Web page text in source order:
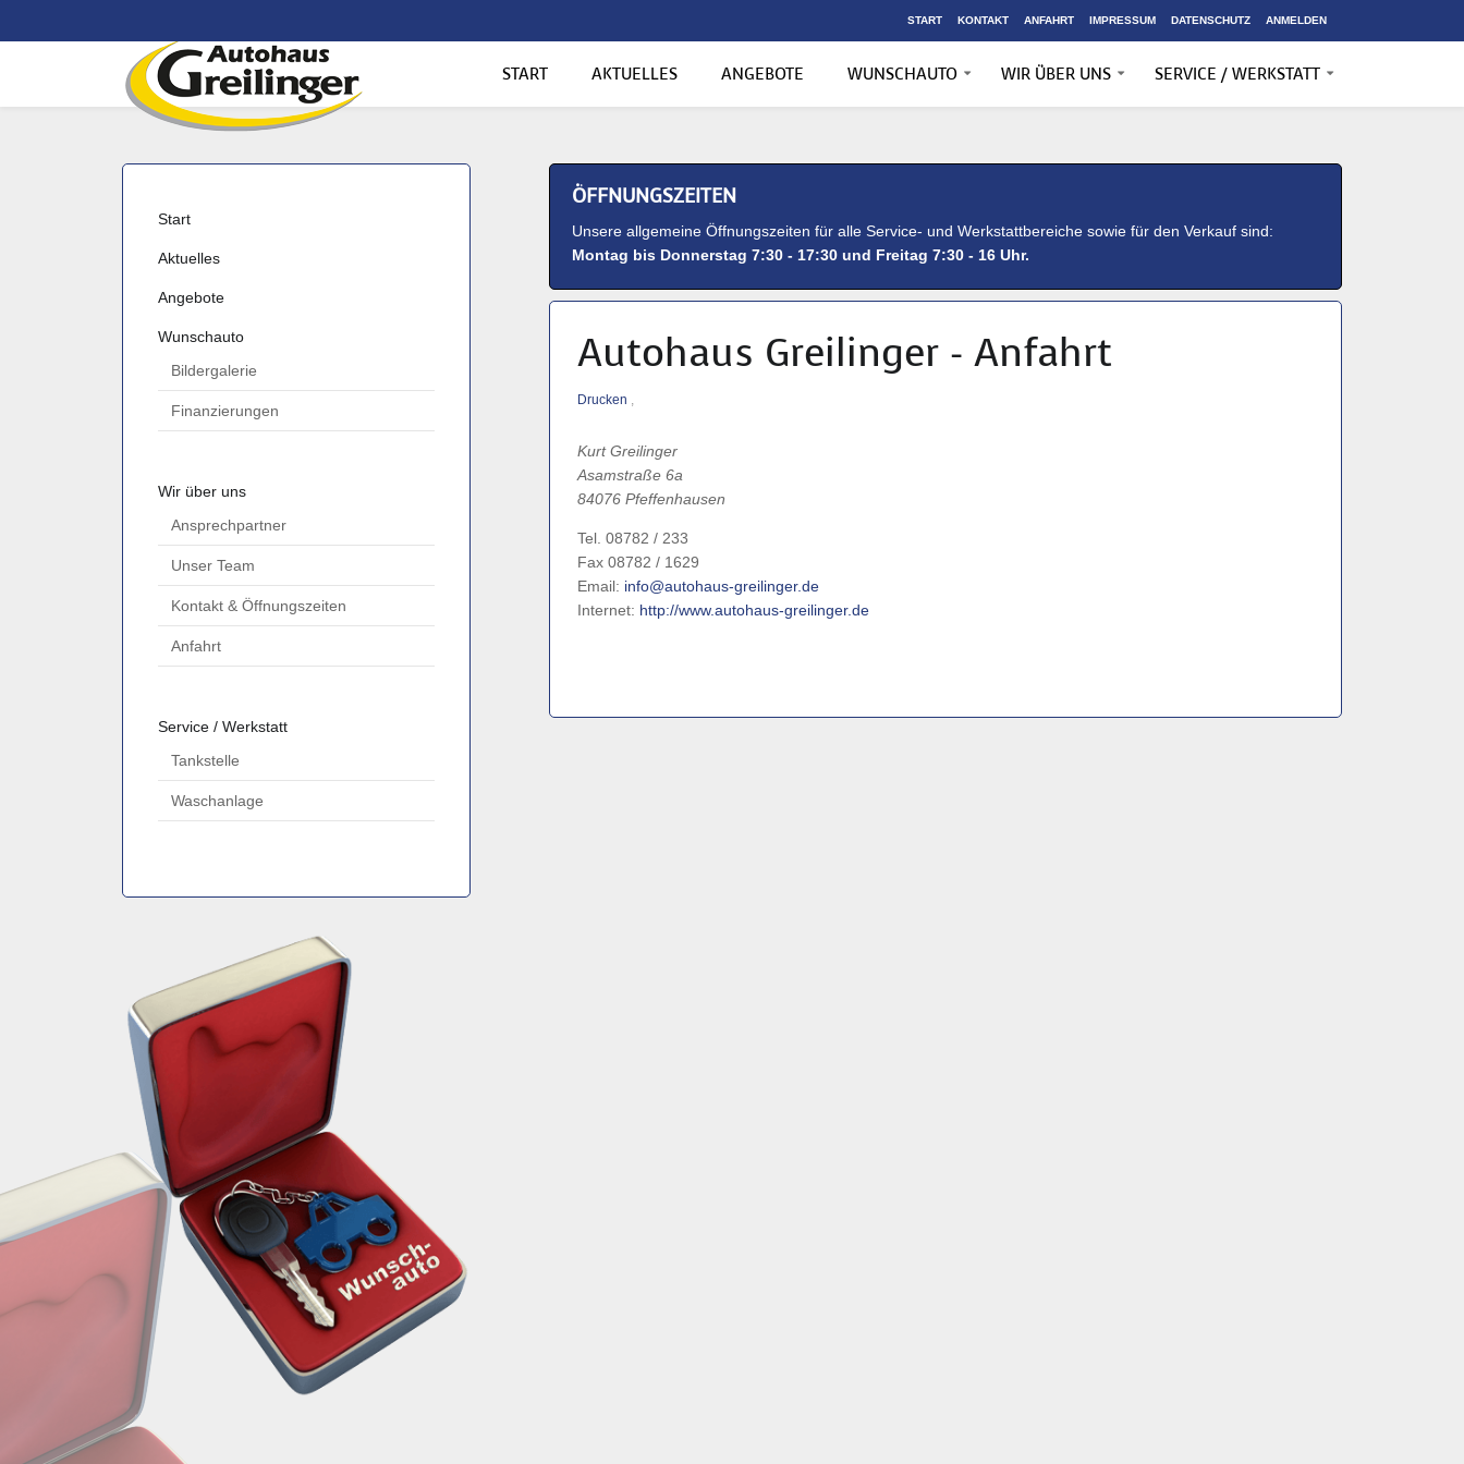
START KONTAKT ANFAHRT IMPRESSUM DATENSCHUTZ ANMELDEN
START AKTUELLES ANGEBOTE WUNSCHAUTO WIR ÜBER UNS SERVICE / WERKSTATT
Waschanlage
ÖFFNUNGSZEITEN
Unsere allgemeine Öffnungszeiten für alle Service- und Werkstattbereiche sowie für den Verkauf sind:
Montag bis Donnerstag 7:30 - 17:30 und Freitag 7:30 - 16 Uhr.
Autohaus Greilinger - Anfahrt
Drucken ,
Kurt Greilinger
Asamstraße 6a
84076 Pfeffenhausen
Tel. 08782 / 233
Fax 08782 / 1629
Email: info@autohaus-greilinger.de
Internet: http://www.autohaus-greilinger.de
Start
Aktuelles
Angebote
Wunschauto
Bildergalerie
Finanzierungen
Wir über uns
Ansprechpartner
Unser Team
Kontakt & Öffnungszeiten
Anfahrt
Service / Werkstatt
Tankstelle
Waschanlage